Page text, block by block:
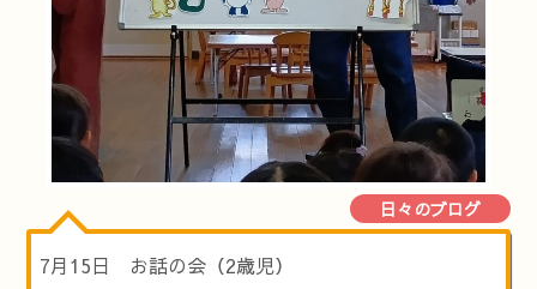
日々のブログ
7月15日 お話の会（2歳児）